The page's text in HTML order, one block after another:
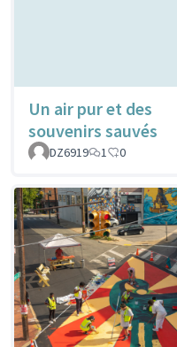
Un air pur et des
souvenirs sauvés
DZ6919
1 0